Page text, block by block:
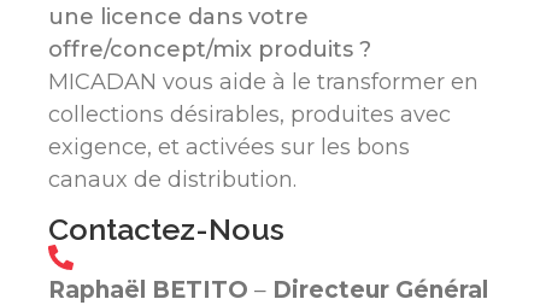
une licence dans votre
offre/concept/mix produits ?
MICADAN vous aide à le transformer en
collections désirables, produites avec
exigence, et activées sur les bons
canaux de distribution.
Contactez-Nous
Raphaël BETITO – Directeur Général